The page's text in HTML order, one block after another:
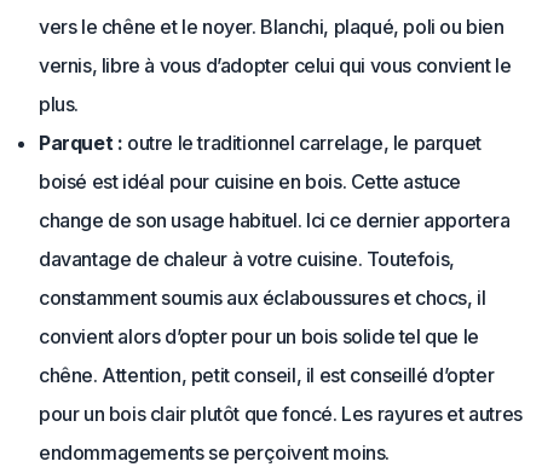
vers le chêne et le noyer. Blanchi, plaqué, poli ou bien
vernis, libre à vous d’adopter celui qui vous convient le
plus.
Parquet : outre le traditionnel carrelage, le parquet
boisé est idéal pour cuisine en bois. Cette astuce
change de son usage habituel. Ici ce dernier apportera
davantage de chaleur à votre cuisine. Toutefois,
constamment soumis aux éclaboussures et chocs, il
convient alors d’opter pour un bois solide tel que le
chêne. Attention, petit conseil, il est conseillé d’opter
pour un bois clair plutôt que foncé. Les rayures et autres
endommagements se perçoivent moins.